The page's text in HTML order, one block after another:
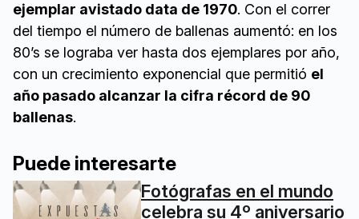
ejemplar avistado data de 1970. Con el correr
del tiempo el número de ballenas aumentó: en los
80’s se lograba ver hasta dos ejemplares por año,
con un crecimiento exponencial que permitió el
año pasado alcanzar la cifra récord de 90
ballenas.
Puede interesarte
Fotógrafas en el mundo
celebra su 4º aniversario